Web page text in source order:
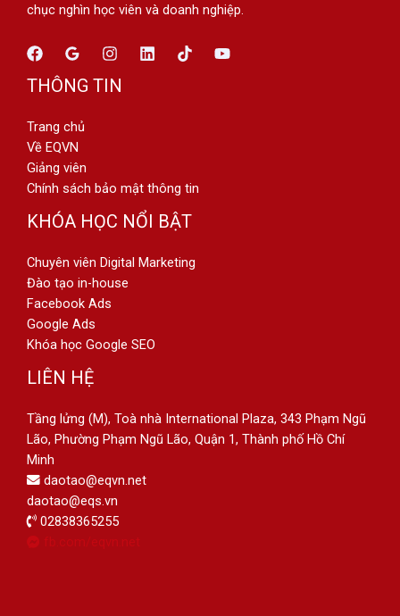
chục nghìn học viên và doanh nghiệp.
THÔNG TIN
Trang chủ
Về EQVN
Giảng viên
Chính sách bảo mật thông tin
KHÓA HỌC NỔI BẬT
Chuyên viên Digital Marketing
Đào tạo in-house
Facebook Ads
Google Ads
Khóa học Google SEO
LIÊN HỆ
Tầng lửng (M), Toà nhà International Plaza, 343 Phạm Ngũ
Lão, Phường Phạm Ngũ Lão, Quận 1, Thành phố Hồ Chí
Minh
daotao@eqvn.net
daotao@eqs.vn
02838365255
fb.com/eqvn.net